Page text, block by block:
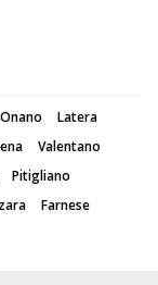
Onano
Latera
Valentano
Pitigliano
Farnese